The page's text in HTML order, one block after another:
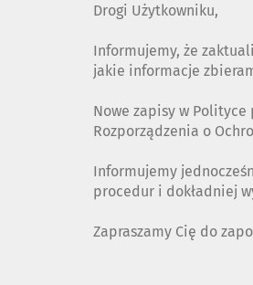
Drogi Użytkowniku,
Informujemy, że
jakie informacje
Nowe zapisy w
Rozporządzenia o
Informujemy
procedur i dokładniej
Zapraszamy Cię do